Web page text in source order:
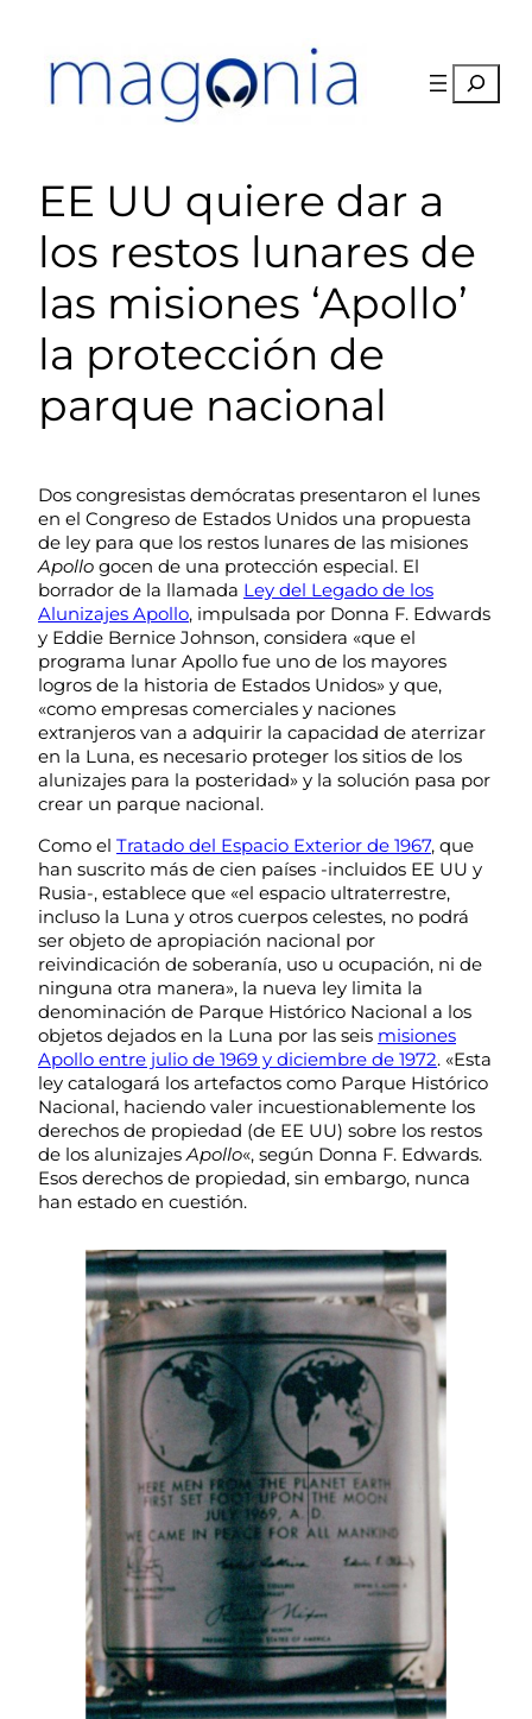
contenido
Buscar
EE UU quiere dar a
los restos lunares de
las misiones ‘Apollo’
la protección de
parque nacional
Dos congresistas demócratas presentaron el lunes
en el Congreso de Estados Unidos una propuesta
de ley para que los restos lunares de las misiones
Apollo gocen de una protección especial. El
borrador de la llamada Ley del Legado de los
Alunizajes Apollo, impulsada por Donna F. Edwards
y Eddie Bernice Johnson, considera «que el
programa lunar Apollo fue uno de los mayores
logros de la historia de Estados Unidos» y que,
«como empresas comerciales y naciones
extranjeros van a adquirir la capacidad de aterrizar
en la Luna, es necesario proteger los sitios de los
alunizajes para la posteridad» y la solución pasa por
crear un parque nacional.
Como el Tratado del Espacio Exterior de 1967, que
han suscrito más de cien países -incluidos EE UU y
Rusia-, establece que «el espacio ultraterrestre,
incluso la Luna y otros cuerpos celestes, no podrá
ser objeto de apropiación nacional por
reivindicación de soberanía, uso u ocupación, ni de
ninguna otra manera», la nueva ley limita la
denominación de Parque Histórico Nacional a los
objetos dejados en la Luna por las seis misiones
Apollo entre julio de 1969 y diciembre de 1972. «Esta
ley catalogará los artefactos como Parque Histórico
Nacional, haciendo valer incuestionablemente los
derechos de propiedad (de EE UU) sobre los restos
de los alunizajesApollo«, según Donna F. Edwards.
Esos derechos de propiedad, sin embargo, nunca
han estado en cuestión.